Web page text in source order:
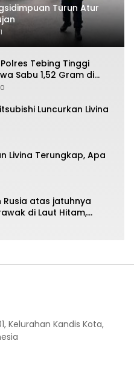
Turun Atur
1
Tebing Tinggi
Sabu 1,52 Gram di
0
Luncurkan Livina
Livina Terungkap, Apa
Rusia atas jatuhnya
di Laut Hitam,
Kelurahan Kandis Kota,